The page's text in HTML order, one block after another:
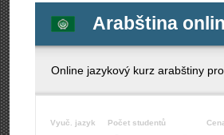
Arabština
Online jazykový kurz arabštiny
Vyuč. jazyk Počet studentů